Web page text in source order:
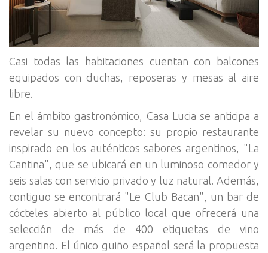
Casi todas las habitaciones cuentan con balcones
equipados con duchas, reposeras y mesas al aire
libre.
En el ámbito gastronómico, Casa Lucia se anticipa a
revelar su nuevo concepto: su propio restaurante
inspirado en los auténticos sabores argentinos, "La
Cantina", que se ubicará en un luminoso comedor y
seis salas con servicio privado y luz natural. Además,
contiguo se encontrará "Le Club Bacan", un bar de
cócteles abierto al público local que ofrecerá una
selección de más de 400 etiquetas de vino
argentino. El único guiño español será la propuesta